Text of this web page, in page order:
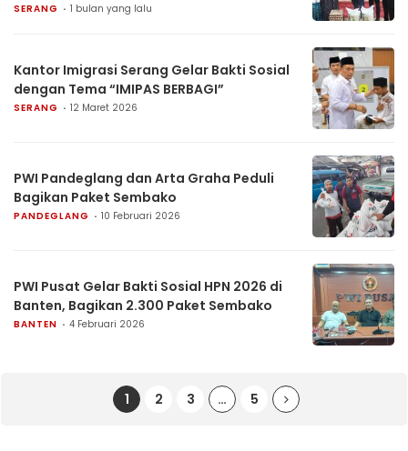
SERANG 1 bulan yang lalu
Kantor Imigrasi Serang Gelar Bakti Sosial
dengan Tema “IMIPAS BERBAGI”
SERANG 12 Maret 2026
PWI Pandeglang dan Arta Graha Peduli
Bagikan Paket Sembako
PANDEGLANG 10 Februari 2026
PWI Pusat Gelar Bakti Sosial HPN 2026 di
Banten, Bagikan 2.300 Paket Sembako
BANTEN 4 Februari 2026
1 2 3 … 5